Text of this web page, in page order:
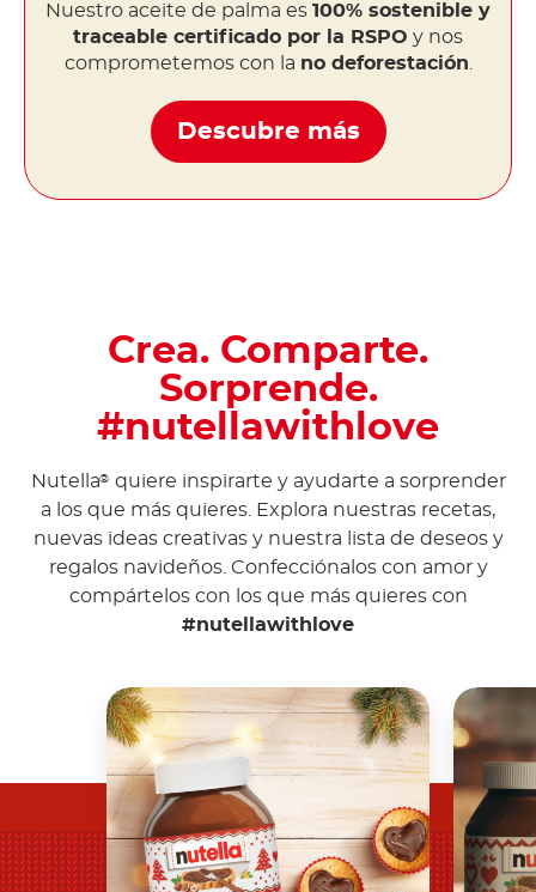
Nuestro aceite de palma es 100% sostenible y
traceable certificado por la RSPO y nos
comprometemos con la no deforestación
Descubre más
Crea. Comparte.
Sorprende.
#nutellawithlove
Nutella® quiere inspirarte y ayudarte a sorprender
a los que más quieres. Explora nuestras recetas,
nuevas ideas creativas y nuestra lista de deseos y
regalos navideños. Confecciónalos con amor y
compártelos con los que más quieres con
#nutellawithlove